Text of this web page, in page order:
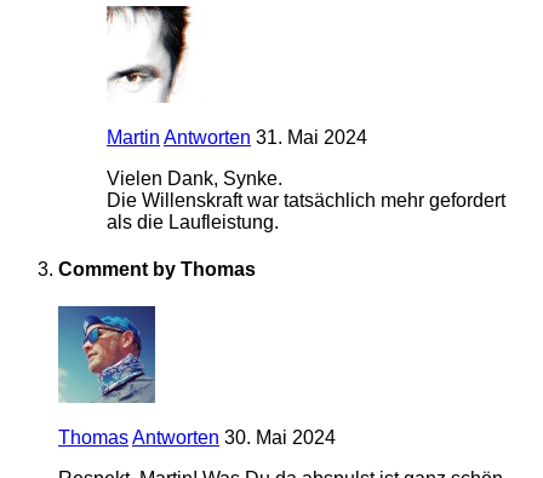
Martin Antworten 31. Mai 2024
Vielen Dank, Synke.
Die Willenskraft war tatsächlich mehr gefordert
als die Laufleistung.
Comment by Thomas
ThomasAntworten 30. Mai 2024